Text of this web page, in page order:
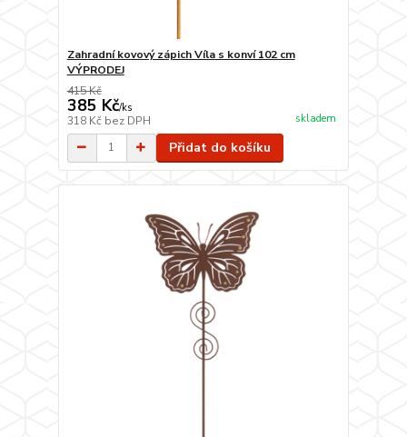
Zahradní kovový zápich Víla s konví 102 cm
VÝPRODEJ
415 Kč
385 Kč/ks
318 Kč bez DPH skladem
Přidat do košíku